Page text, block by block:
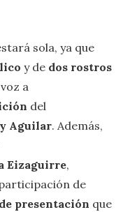
sola, ya que
y de dos rostros
a
del
Aguilar. Además,
Eizaguirre,
de
presentación que